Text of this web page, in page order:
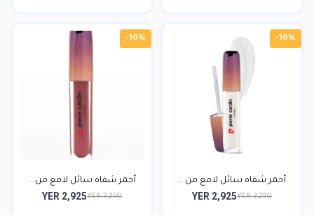
-10%
أحمر شفاه سائل لامع من...
YER 3,250
YER 2,925
-10%
أحمر شفاه سائل لامع من...
YER 3,250
YER 2,925